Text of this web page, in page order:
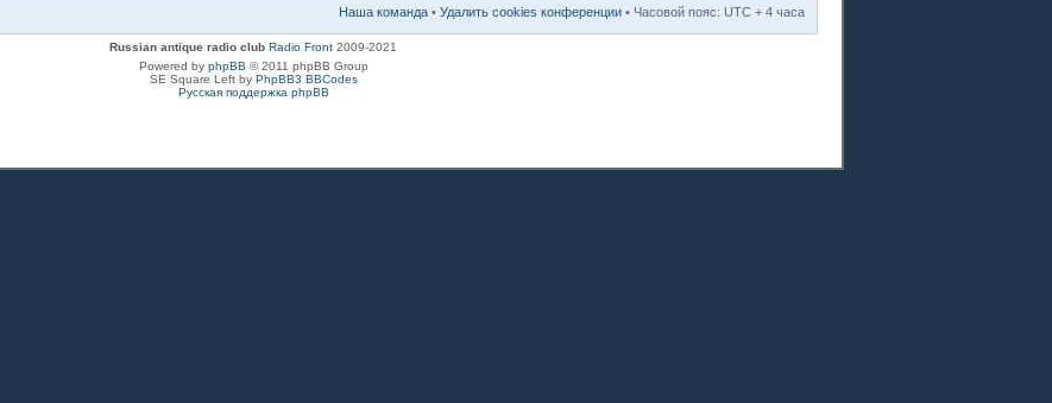
Наша команда • Удалить cookies конференции • Часовой пояс: UTC + 4 часа
Russian antique radio club Radio Front 2009-2021
Powered by phpBB © 2011 phpBB Group
SE Square Left by PhpBB3 BBCodes
Русская поддержка phpBB